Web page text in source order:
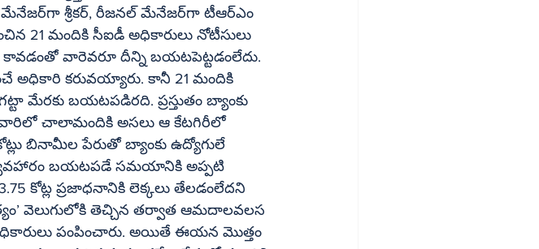
టీఆర్‌ఎం
21 మందికి సీఐడీ అధికారులు నోటీసులు
కావడంతో వారెవరూ దీన్ని బయటపెట్టడంలేదు.
అధికారి కరువయ్యారు. కానీ 21 మందికి
మేరకు బయటపడిరది. ప్రస్తుతం బ్యాంకు
చాలామందికి అసలు ఆ కేటగిరీలో
బినామీల పేరుతో బ్యాంకు ఉద్యోగులే
వెలుగులోకి తెచ్చిన తర్వాత ఆమదాలవలస